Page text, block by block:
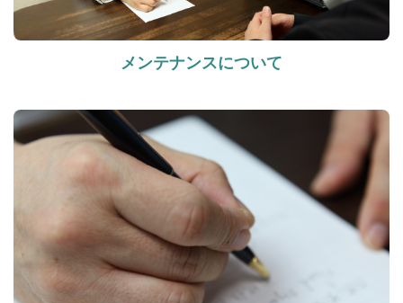
メンテナンスについて